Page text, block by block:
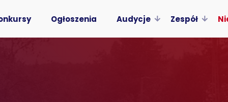
Ogłoszenia Audycje Zespół